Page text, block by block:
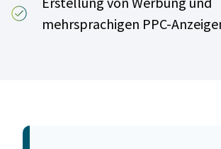
mehrsprachigen PPC-